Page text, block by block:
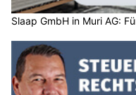
Slaap GmbH in Muri AG: